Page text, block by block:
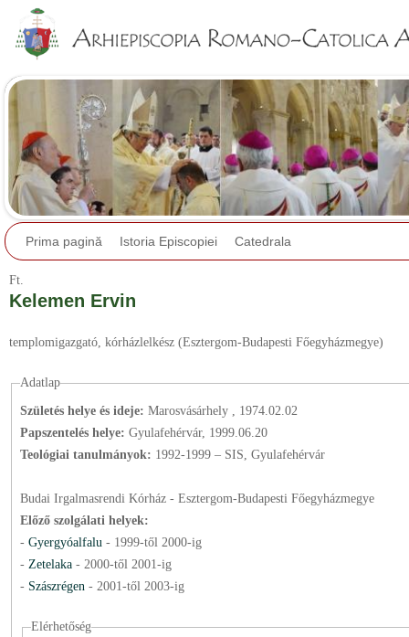
Prima pagină Istoria Episcopiei Catedrala
Ft.
Kelemen Ervin
templomigazgató, kórházlelkész (Esztergom-Budapesti Főegyházmegye)
Adatlap
Születés helye és ideje: Marosvásárhely , 1974.02.02
Papszentelés helye: Gyulafehérvár, 1999.06.20
Teológiai tanulmányok: 1992-1999 – SIS, Gyulafehérvár
Budai Irgalmasrendi Kórház - Esztergom-Budapesti Főegyházmegye
Előző szolgálati helyek:
- Gyergyóalfalu - 1999-től 2000-ig
- Zetelaka - 2000-től 2001-ig
- Szászrégen - 2001-től 2003-ig
Elérhetőség